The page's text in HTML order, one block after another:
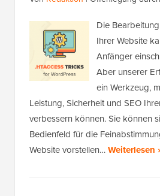
Die
Ihrer Website
Anfänger
Aber unserer
ein Werkzeug,
Leistung, Sicherheit und SEO
verbessern können. Sie können
Bedienfeld für die
Website vorstellen…Weiterlesen